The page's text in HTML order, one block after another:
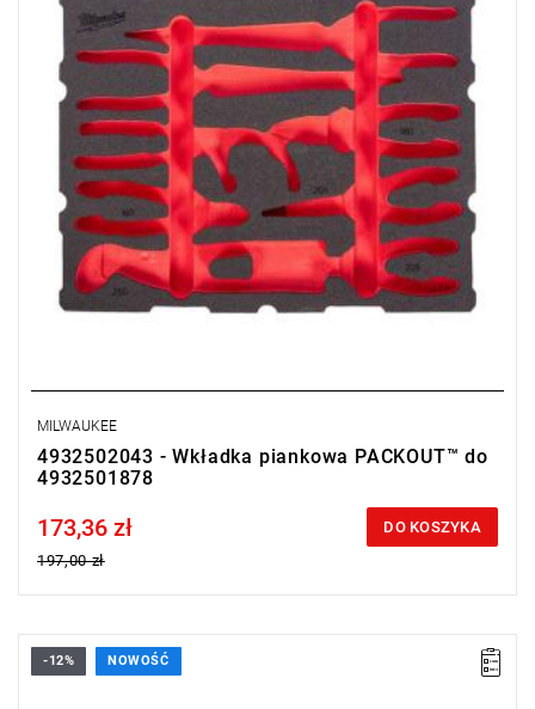
MILWAUKEE
4932502043 - Wkładka piankowa PACKOUT™ do
4932501878
Price tax included
173,36 zł
197,00 zł
DO KOSZYKA
-12% NOWOŚĆ